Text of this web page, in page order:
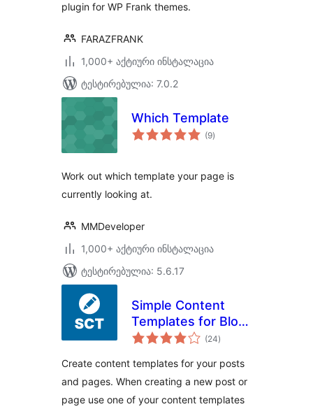
plugin for WP Frank themes.
FARAZFRANK
1,000+ აქტიური ინსტალაცია
ტესტირებულია: 7.0.2
Which Template
(9საერთო
რეიტინგი
)
Work out which template your page is
currently looking at.
MMDeveloper
1,000+ აქტიური ინსტალაცია
ტესტირებულია: 5.6.17
Simple Content
Templates for Blog
Posts & Pages
(24საერთო
რეიტინგი
)
Create content templates for your posts
and pages. When creating a new post or
page use one of your content templates